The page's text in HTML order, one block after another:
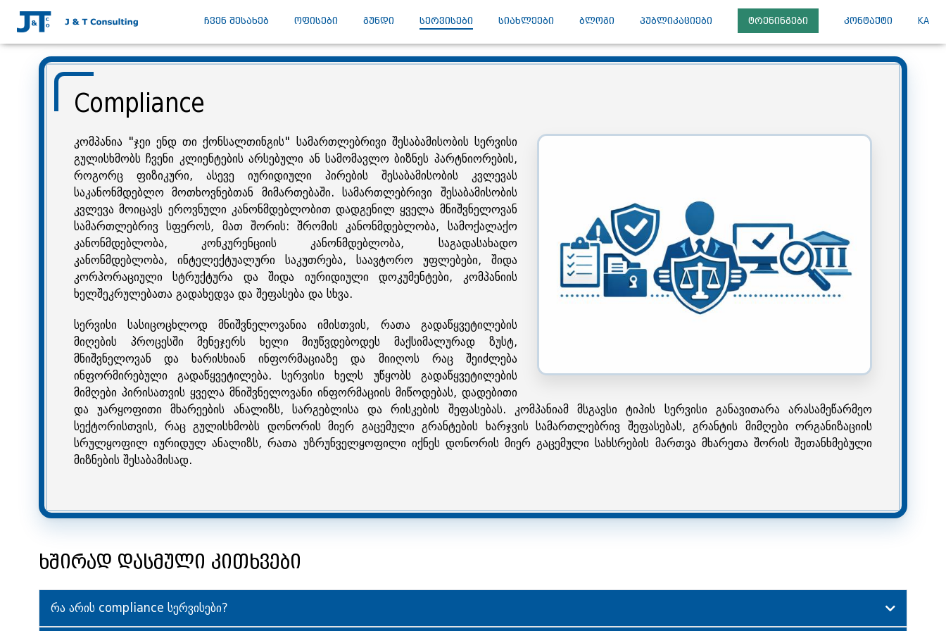
ᲩᲕᲔᲜ ᲨᲔᲡᲐᲮᲔᲑ ᲝᲤᲘᲡᲔᲑᲘ ᲒᲣᲜᲓᲘ ᲡᲔᲠᲕᲘᲡᲔᲑᲘ ᲡᲘᲐᲮᲚᲔᲔᲑᲘ ᲑᲚᲝᲒᲘ ᲞᲣᲑᲚᲘᲙᲐᲪᲘᲔᲑᲘ ᲢᲠᲔᲜᲘᲜᲒᲔᲑᲘ ᲙᲝᲜᲢᲐᲥᲢᲘ KA
Compliance
კომპანია "ჯეი ენდ თი ქონსალთინგის" სამართლებრივი შესაბამისობის სერვისი
გულისხმობს ჩვენი კლიენტების არსებული ან სამომავლო ბიზნეს პარტნიორების,
როგორც ფიზიკური, ასევე იურიდიული პირების შესაბამისობის კვლევას
საკანონმდებლო მოთხოვნებთან მიმართებაში. სამართლებრივი შესაბამისობის
კვლევა მოიცავს ეროვნული კანონმდებლობით დადგენილ ყველა მნიშვნელოვან
სამართლებრივ სფეროს, მათ შორის: შრომის კანონმდებლობა, სამოქალაქო
კანონმდებლობა, კონკურენციის კანონმდებლობა, საგადასახადო
კანონმდებლობა, ინტელექტუალური საკუთრება, საავტორო უფლებები, შიდა
კორპორაციული სტრუქტურა და შიდა იურიდიული დოკუმენტები, კომპანიის
ხელშეკრულებათა გადახედვა და შეფასება და სხვა.
სერვისი სასიცოცხლოდ მნიშვნელოვანია იმისთვის, რათა გადაწყვეტილების
მიღების პროცესში მენეჯერს ხელი მიუწვდებოდეს მაქსიმალურად ზუსტ,
მნიშვნელოვან და ხარისხიან ინფორმაციაზე და მიიღოს რაც შეიძლება
ინფორმირებული გადაწყვეტილება. სერვისი ხელს უწყობს გადაწყვეტილების
მიმღები პირისათვის ყველა მნიშვნელოვანი ინფორმაციის მიწოდებას, დადებითი
და უარყოფითი მხარეების ანალიზს, სარგებლისა და რისკების შეფასებას. კომპანიამ მსგავსი ტიპის სერვისი განავითარა არასამეწარმეო
სექტორისთვის, რაც გულისხმობს დონორის მიერ გაცემული გრანტების ხარჯვის სამართლებრივ შეფასებას, გრანტის მიმღები ორგანიზაციის
სრულყოფილ იურიდულ ანალიზს, რათა უზრუნველყოფილი იქნეს დონორის მიერ გაცემული სახსრების მართვა მხარეთა შორის შეთანხმებული
მიზნების შესაბამისად.
ხშირად დასმული კითხვები
რა არის compliance სერვისები?